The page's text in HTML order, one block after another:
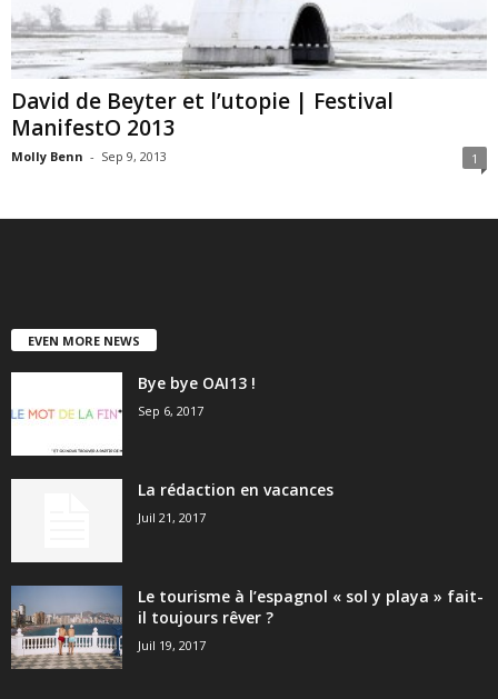
David de Beyter et l’utopie | Festival
ManifestO 2013
Molly Benn - Sep 9, 2013 1
EVEN MORE NEWS
Bye bye OAI13 !
Sep 6, 2017
La rédaction en vacances
Juil 21, 2017
Le tourisme à l’espagnol « sol y playa » fait-
il toujours rêver ?
Juil 19, 2017